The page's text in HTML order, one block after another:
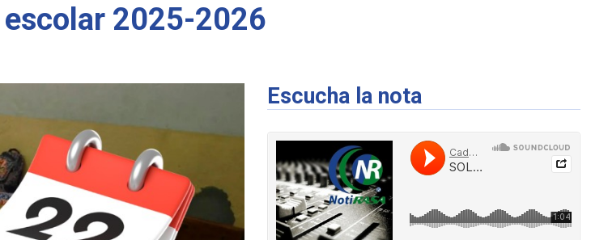
2025-2026
Escucha la nota